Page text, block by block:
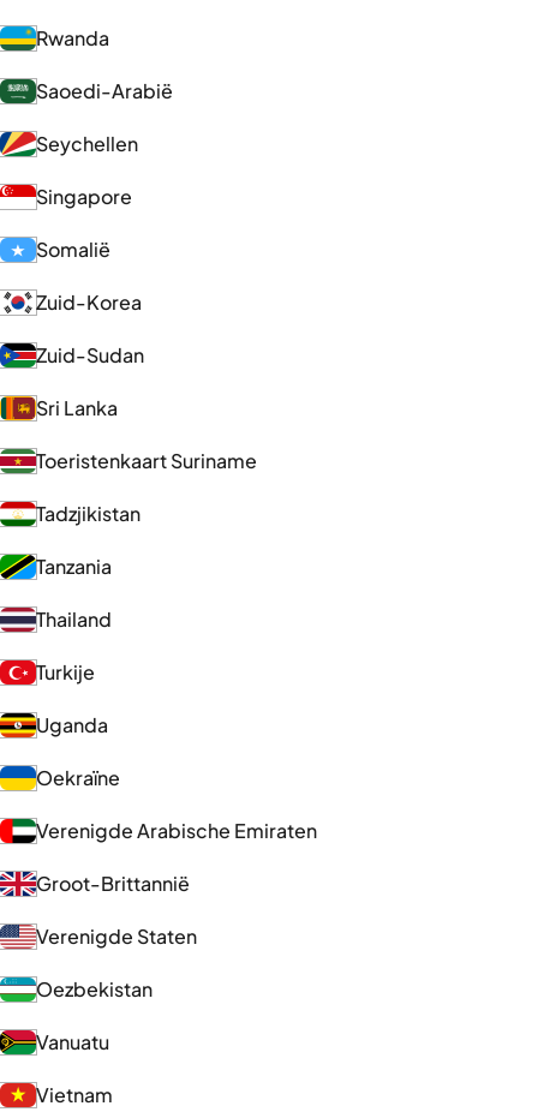
Rwanda
Saoedi-Arabië
Seychellen
Singapore
Somalië
Zuid-Korea
Zuid-Sudan
Sri Lanka
Toeristenkaart Suriname
Tadzjikistan
Tanzania
Thailand
Turkije
Uganda
Oekraïne
Verenigde Arabische Emiraten
Groot-Brittannië
Verenigde Staten
Oezbekistan
Vanuatu
Vietnam